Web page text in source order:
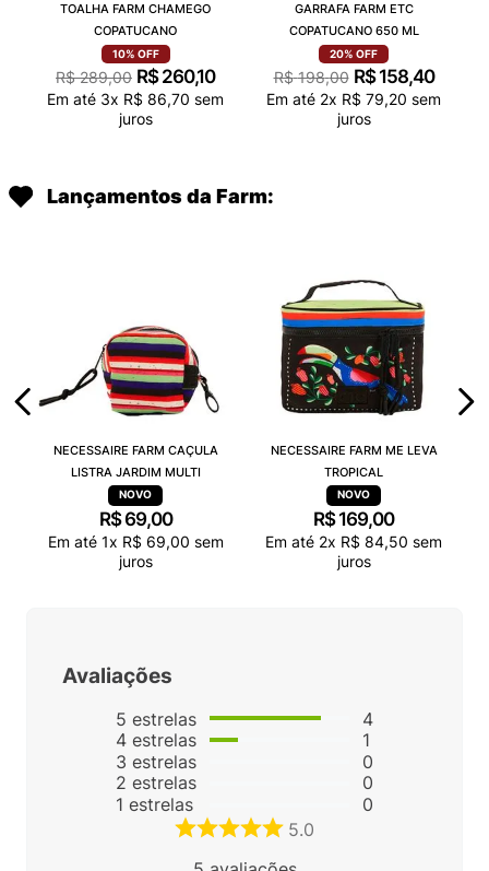
TOALHA FARM CHAMEGO
COPATUCANO
10% OFF
R$ 289,00 R$ 260,10
Em até 3x R$ 86,70 sem
juros
GARRAFA FARM ETC
COPATUCANO 650 ML
20% OFF
R$ 198,00 R$ 158,40
Em até 2x R$ 79,20 sem
juros
Lançamentos da Farm:
NECESSAIRE FARM CAÇULA
LISTRA JARDIM MULTI
R$ 69,00
Em até 1x R$ 69,00 sem
juros
NECESSAIRE FARM ME LEVA
TROPICAL
R$ 169,00
Em até 2x R$ 84,50 sem
juros
Avaliações
5 estrelas
4 estrelas
3 estrelas
2 estrelas
1 estrelas
4
1
0
0
0
5.0